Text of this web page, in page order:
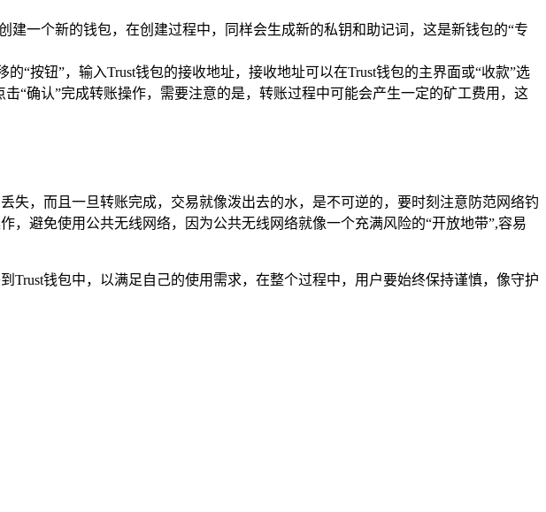
建一个新的钱包，在创建过程中，同样会生成新的私钥和助记词，这是新钱包的“专
“按钮”，输入Trust钱包的接收地址，接收地址可以在Trust钱包的主界面或“收款”选
“确认”完成转账操作，需要注意的是，转账过程中可能会产生一定的矿工费用，这
，而且一旦转账完成，交易就像泼出去的水，是不可逆的，要时刻注意防范网络钓
避免使用公共无线网络，因为公共无线网络就像一个充满风险的“开放地带”,容易
钱包中，以满足自己的使用需求，在整个过程中，用户要始终保持谨慎，像守护